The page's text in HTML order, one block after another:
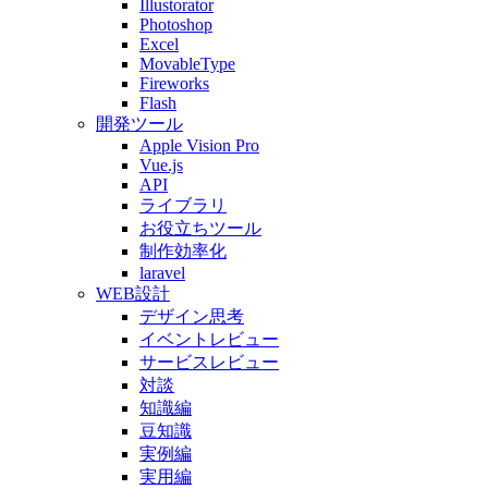
Illustorator
Photoshop
Excel
MovableType
Fireworks
Flash
開発ツール
Apple Vision Pro
Vue.js
API
ライブラリ
お役立ちツール
制作効率化
laravel
WEB設計
デザイン思考
イベントレビュー
サービスレビュー
対談
知識編
豆知識
実例編
実用編